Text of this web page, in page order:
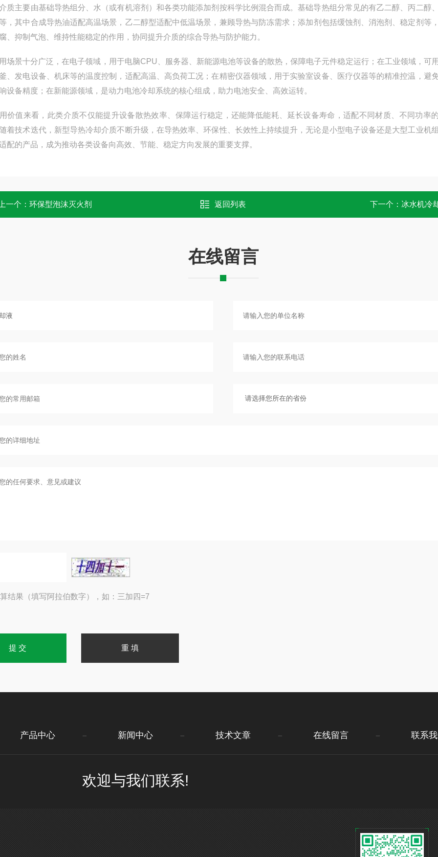
质主要由基础导热组分、水（或有机溶剂）和各类功能添加剂按科学比例混合而成。基础导热组分常见的有乙二醇、丙二醇
，其中合成导热油适配高温场景，乙二醇型适配中低温场景，兼顾导热与防冻需求；添加剂包括缓蚀剂、消泡剂、稳定剂等
、抑制气泡、维持性能稳定的作用，协同提升介质的综合导热与防护能力。
场景十分广泛，在电子领域，用于电脑CPU、服务器、新能源电池等设备的散热，保障电子元件稳定运行；在工业领域，可
、发电设备、机床等的温度控制，适配高温、高负荷工况；在精密仪器领域，用于实验室设备、医疗仪器等的精准控温，避
设备精度；在新能源领域，是动力电池冷却系统的核心组成，助力电池安全、高效运转。
价值来看，此类介质不仅能提升设备散热效率、保障运行稳定，还能降低能耗、延长设备寿命，适配不同材质、不同功率
着技术迭代，新型导热冷却介质不断升级，在导热效率、环保性、长效性上持续提升，无论是小型电子设备还是大型工业机
配的产品，成为推动各类设备向高效、节能、稳定方向发展的重要支撑。
一个： 环保型泡沫灭火剂 返回列表 下一个： 冰水机冷
在线留言
结果（填写阿拉伯数字），如：三加四=7
产品中心 新闻中心 技术文章 在线留言 联系
欢迎与我们联系!